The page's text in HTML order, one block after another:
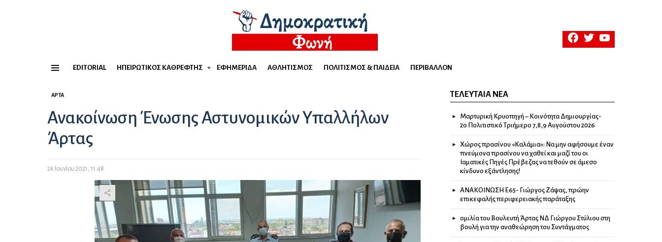
facebooktwitteryoutube
EDITORIAL ΗΠΕΙΡΏΤΙΚΟΣ ΚΑΘΡΈΦΤΗΣ ΕΦΗΜΕΡΊΔΑ ΑΘΛΗΤΙΣΜΌΣ ΠΟΛΙΤΙΣΜΌΣ & ΠΑΙΔΕΊΑ ΠΕΡΙΒΆΛΛΟΝ
ΆΡΤΑ
Ανακοίνωση Ένωσης Αστυνομικών Υπαλλήλων
Άρτας
26 Ιουνίου 2021, 11:48
ΤΕΛΕΥΤΑΊΑ ΝΈΑ
Μαρτυρική Κρυοπηγή – Κοινότητα Δημιουργίας-
2ο Πολιτιστικό Τριήμερο 7,8,9 Αυγούστου 2026
Χώρος πρασίνου «Καλάμια»: Να μην αφήσουμε έναν
πνεύμονα πρασίνου να χαθεί και μαζί του οι
Ιαματικές Πηγές Πρέβεζας να τεθούν σε άμεσο
κίνδυνο εξάντλησης!
ΑΝΑΚΟΙΝΩΣΗ Ε65- Γιώργος Ζάψας, πρώην
επικεφαλής περιφερειακής παράταξης
ομιλία του Βουλευτή Άρτας ΝΔ Γιώργου Στύλιου στη
βουλή για την αναθεώρηση του Συντάγματος